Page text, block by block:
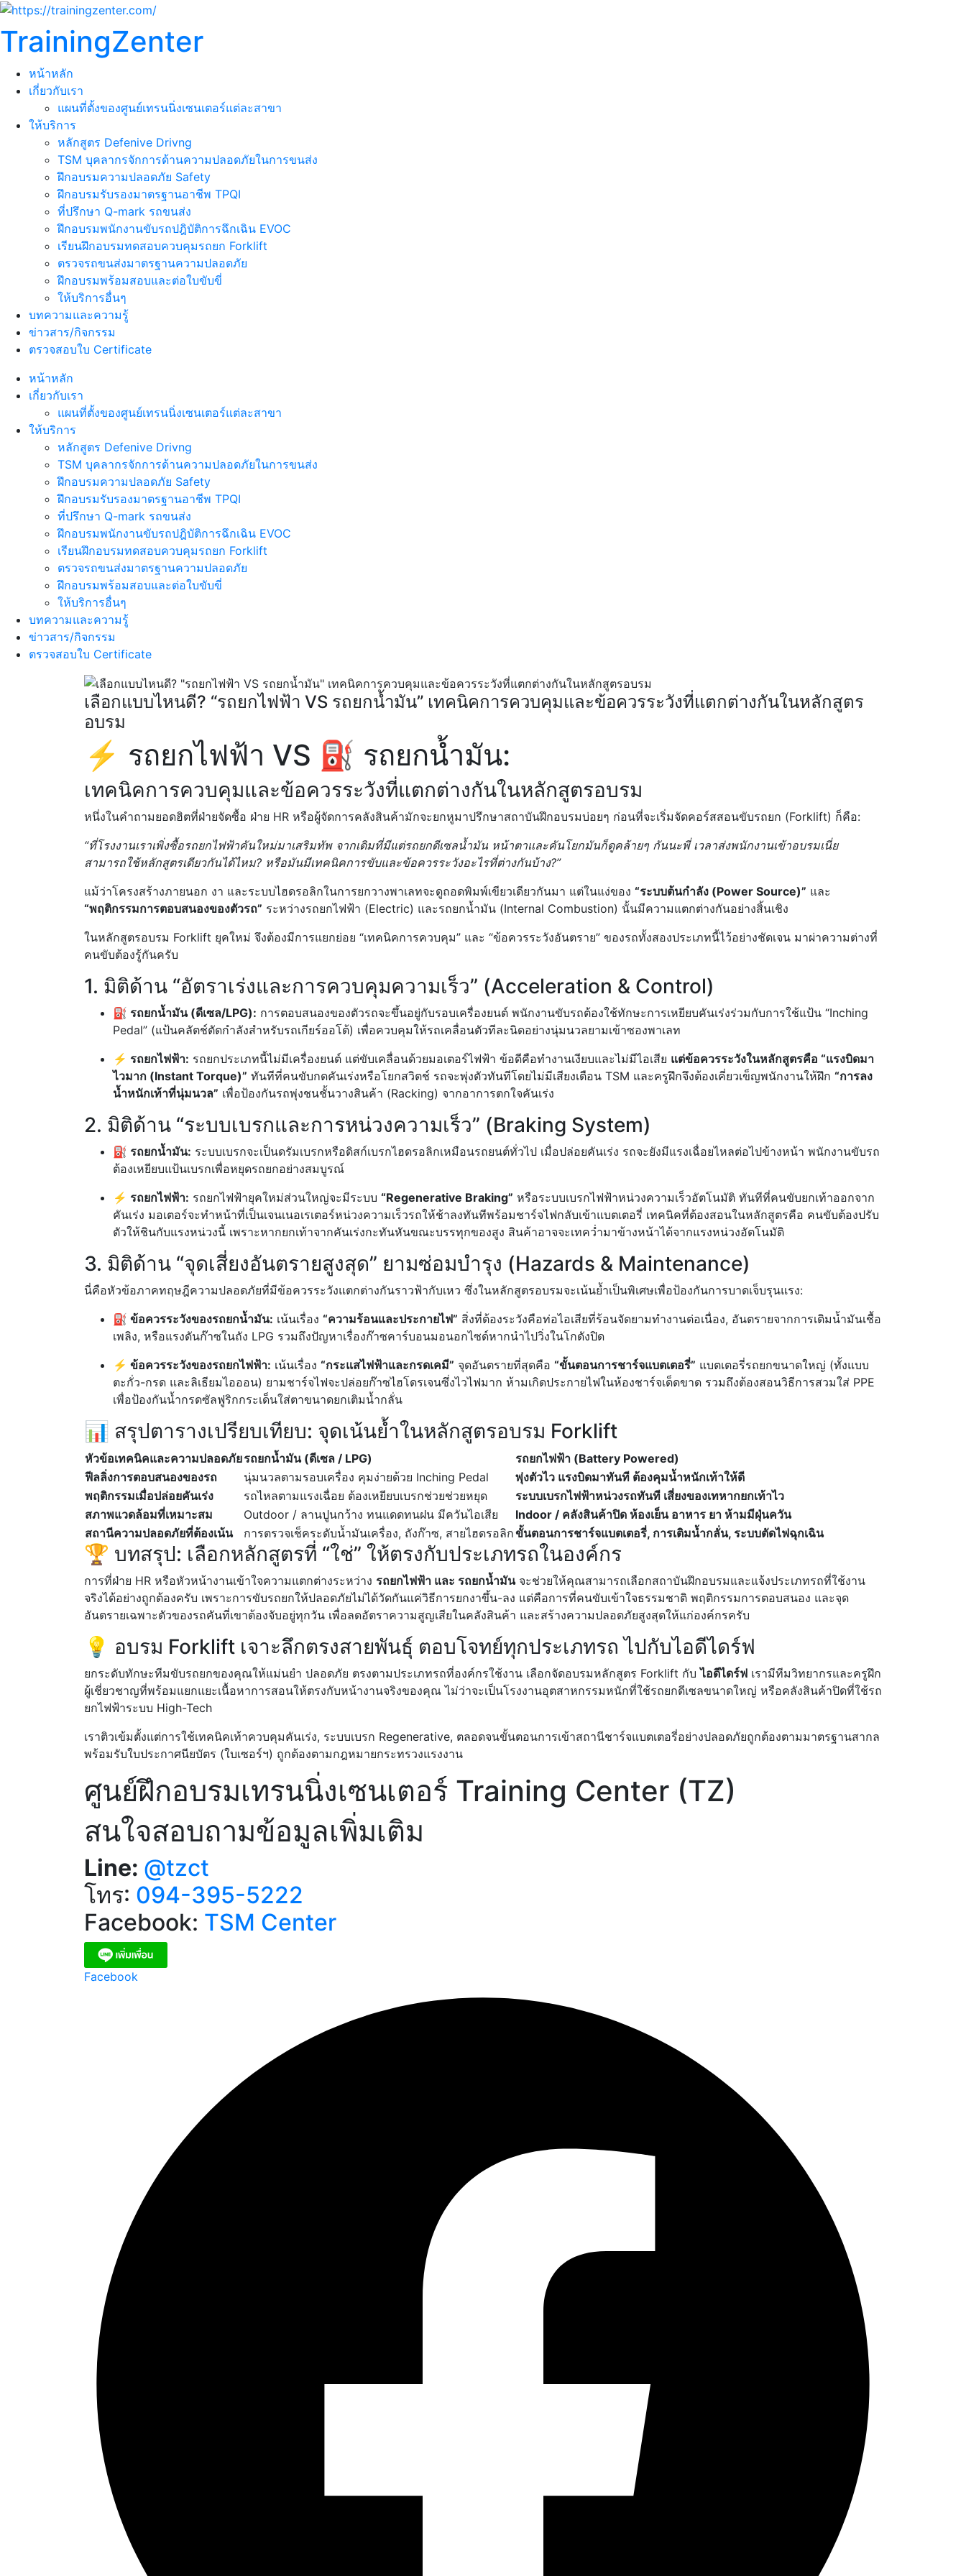
TrainingZenter
หน้าหลัก
เกี่ยวกับเรา
แผนที่ตั้งของศูนย์เทรนนิ่งเซนเตอร์แต่ละสาขา
ให้บริการ
หลักสูตร Defenive Drivng
TSM บุคลากรจักการด้านความปลอดภัยในการขนส่ง
ฝึกอบรมความปลอดภัย Safety
ฝึกอบรมรับรองมาตรฐานอาชีพ TPQI
ที่ปรึกษา Q-mark รถขนส่ง
ฝึกอบรมพนักงานขับรถปฎิบัติการฉึกเฉิน EVOC
เรียนฝึกอบรมทดสอบควบคุมรถยก Forklift
ตรวจรถขนส่งมาตรฐานความปลอดภัย
ฝึกอบรมพร้อมสอบและต่อใบขับขี่
ให้บริการอื่นๆ
บทความและความรู้
ข่าวสาร/กิจกรรม
ตรวจสอบใบ Certificate
หน้าหลัก
เกี่ยวกับเรา
แผนที่ตั้งของศูนย์เทรนนิ่งเซนเตอร์แต่ละสาขา
ให้บริการ
หลักสูตร Defenive Drivng
TSM บุคลากรจักการด้านความปลอดภัยในการขนส่ง
ฝึกอบรมความปลอดภัย Safety
ฝึกอบรมรับรองมาตรฐานอาชีพ TPQI
ที่ปรึกษา Q-mark รถขนส่ง
ฝึกอบรมพนักงานขับรถปฎิบัติการฉึกเฉิน EVOC
เรียนฝึกอบรมทดสอบควบคุมรถยก Forklift
ตรวจรถขนส่งมาตรฐานความปลอดภัย
ฝึกอบรมพร้อมสอบและต่อใบขับขี่
ให้บริการอื่นๆ
บทความและความรู้
ข่าวสาร/กิจกรรม
ตรวจสอบใบ Certificate
เลือกแบบไหนดี? “รถยกไฟฟ้า VS รถยกน้ำมัน” เทคนิคการควบคุมและข้อควรระวังที่แตกต่างกันในหลักสูตร
อบรม
⚡ รถยกไฟฟ้า VS ⛽ รถยกน้ำมัน:
เทคนิคการควบคุมและข้อควรระวังที่แตกต่างกันในหลักสูตรอบรม
หนึ่งในคำถามยอดฮิตที่ฝ่ายจัดซื้อ ฝ่าย HR หรือผู้จัดการคลังสินค้ามักจะยกหูมาปรึกษาสถาบันฝึกอบรมบ่อยๆ ก่อนที่จะเริ่มจัดคอร์สสอนขับรถยก (Forklift) ก็คือ:
“ที่โรงงานเราเพิ่งซื้อรถยกไฟฟ้าคันใหม่มาเสริมทัพ จากเดิมที่มีแต่รถยกดีเซลน้ำมัน หน้าตาและคันโยกมันก็ดูคล้ายๆ กันนะพี่ เวลาส่งพนักงานเข้าอบรมเนี่ย
สามารถใช้หลักสูตรเดียวกันได้ไหม? หรือมันมีเทคนิคการขับและข้อควรระวังอะไรที่ต่างกันบ้าง?”
แม้ว่าโครงสร้างภายนอก งา และระบบไฮดรอลิกในการยกวางพาเลทจะดูถอดพิมพ์เขียวเดียวกันมา แต่ในแง่ของ “ระบบต้นกำลัง (Power Source)” และ
“พฤติกรรมการตอบสนองของตัวรถ” ระหว่างรถยกไฟฟ้า (Electric) และรถยกน้ำมัน (Internal Combustion) นั้นมีความแตกต่างกันอย่างสิ้นเชิง
ในหลักสูตรอบรม Forklift ยุคใหม่ จึงต้องมีการแยกย่อย “เทคนิคการควบคุม” และ “ข้อควรระวังอันตราย” ของรถทั้งสองประเภทนี้ไว้อย่างชัดเจน มาผ่าความต่างที่
คนขับต้องรู้กันครับ
1. มิติด้าน “อัตราเร่งและการควบคุมความเร็ว” (Acceleration & Control)
⛽ รถยกน้ำมัน (ดีเซล/LPG): การตอบสนองของตัวรถจะขึ้นอยู่กับรอบเครื่องยนต์ พนักงานขับรถต้องใช้ทักษะการเหยียบคันเร่งร่วมกับการใช้แป้น “Inching
Pedal” (แป้นคลัตช์ตัดกำลังสำหรับรถเกียร์ออโต้) เพื่อควบคุมให้รถเคลื่อนตัวทีละนิดอย่างนุ่มนวลยามเข้าซองพาเลท
⚡ รถยกไฟฟ้า: รถยกประเภทนี้ไม่มีเครื่องยนต์ แต่ขับเคลื่อนด้วยมอเตอร์ไฟฟ้า ข้อดีคือทำงานเงียบและไม่มีไอเสีย แต่ข้อควรระวังในหลักสูตรคือ “แรงบิดมา
ไวมาก (Instant Torque)” ทันทีที่คนขับกดคันเร่งหรือโยกสวิตช์ รถจะพุ่งตัวทันทีโดยไม่มีเสียงเตือน TSM และครูฝึกจึงต้องเคี่ยวเข็ญพนักงานให้ฝึก “การลง
น้ำหนักเท้าที่นุ่มนวล” เพื่อป้องกันรถพุ่งชนชั้นวางสินค้า (Racking) จากอาการตกใจคันเร่ง
2. มิติด้าน “ระบบเบรกและการหน่วงความเร็ว” (Braking System)
⛽ รถยกน้ำมัน: ระบบเบรกจะเป็นดรัมเบรกหรือดิสก์เบรกไฮดรอลิกเหมือนรถยนต์ทั่วไป เมื่อปล่อยคันเร่ง รถจะยังมีแรงเฉื่อยไหลต่อไปข้างหน้า พนักงานขับรถ
ต้องเหยียบแป้นเบรกเพื่อหยุดรถยกอย่างสมบูรณ์
⚡ รถยกไฟฟ้า: รถยกไฟฟ้ายุคใหม่ส่วนใหญ่จะมีระบบ “Regenerative Braking” หรือระบบเบรกไฟฟ้าหน่วงความเร็วอัตโนมัติ ทันทีที่คนขับยกเท้าออกจาก
คันเร่ง มอเตอร์จะทำหน้าที่เป็นเจนเนอเรเตอร์หน่วงความเร็วรถให้ช้าลงทันทีพร้อมชาร์จไฟกลับเข้าแบตเตอรี่ เทคนิคที่ต้องสอนในหลักสูตรคือ คนขับต้องปรับ
ตัวให้ชินกับแรงหน่วงนี้ เพราะหากยกเท้าจากคันเร่งกะทันหันขณะบรรทุกของสูง สินค้าอาจจะเทคว่ำมาข้างหน้าได้จากแรงหน่วงอัตโนมัติ
3. มิติด้าน “จุดเสี่ยงอันตรายสูงสุด” ยามซ่อมบำรุง (Hazards & Maintenance)
นี่คือหัวข้อภาคทฤษฎีความปลอดภัยที่มีข้อควรระวังแตกต่างกันราวฟ้ากับเหว ซึ่งในหลักสูตรอบรมจะเน้นย้ำเป็นพิเศษเพื่อป้องกันการบาดเจ็บรุนแรง:
⛽ ข้อควรระวังของรถยกน้ำมัน: เน้นเรื่อง “ความร้อนและประกายไฟ” สิ่งที่ต้องระวังคือท่อไอเสียที่ร้อนจัดยามทำงานต่อเนื่อง, อันตรายจากการเติมน้ำมันเชื้อ
เพลิง, หรือแรงดันก๊าซในถัง LPG รวมถึงปัญหาเรื่องก๊าซคาร์บอนมอนอกไซด์หากนำไปวิ่งในโกดังปิด
⚡ ข้อควรระวังของรถยกไฟฟ้า: เน้นเรื่อง “กระแสไฟฟ้าและกรดเคมี” จุดอันตรายที่สุดคือ “ขั้นตอนการชาร์จแบตเตอรี่” แบตเตอรี่รถยกขนาดใหญ่ (ทั้งแบบ
ตะกั่ว-กรด และลิเธียมไอออน) ยามชาร์จไฟจะปล่อยก๊าซไฮโดรเจนซึ่งไวไฟมาก ห้ามเกิดประกายไฟในห้องชาร์จเด็ดขาด รวมถึงต้องสอนวิธีการสวมใส่ PPE
เพื่อป้องกันน้ำกรดซัลฟูริกกระเด็นใส่ตาขนาดยกเติมน้ำกลั่น
📊 สรุปตารางเปรียบเทียบ: จุดเน้นย้ำในหลักสูตรอบรม Forklift
หัวข้อเทคนิคและความปลอดภัยรถยกน้ำมัน (ดีเซล / LPG)
รถยกไฟฟ้า (Battery Powered)
ฟีลลิ่งการตอบสนองของรถ
นุ่มนวลตามรอบเครื่อง คุมง่ายด้วย Inching Pedal
พุ่งตัวไว แรงบิดมาทันที ต้องคุมน้ำหนักเท้าให้ดี
พฤติกรรมเมื่อปล่อยคันเร่ง
รถไหลตามแรงเฉื่อย ต้องเหยียบเบรกช่วยช่วยหยุด
ระบบเบรกไฟฟ้าหน่วงรถทันที เสี่ยงของเทหากยกเท้าไว
สภาพแวดล้อมที่เหมาะสม
Outdoor / ลานปูนกว้าง ทนแดดทนฝน มีควันไอเสีย
Indoor / คลังสินค้าปิด ห้องเย็น อาหาร ยา ห้ามมีฝุ่นควัน
สถานีความปลอดภัยที่ต้องเน้น
การตรวจเช็คระดับน้ำมันเครื่อง, ถังก๊าซ, สายไฮดรอลิกขั้นตอนการชาร์จแบตเตอรี่, การเติมน้ำกลั่น, ระบบตัดไฟฉุกเฉิน
🏆 บทสรุป: เลือกหลักสูตรที่ “ใช่” ให้ตรงกับประเภทรถในองค์กร
การที่ฝ่าย HR หรือหัวหน้างานเข้าใจความแตกต่างระหว่าง รถยกไฟฟ้า และ รถยกน้ำมันจะช่วยให้คุณสามารถเลือกสถาบันฝึกอบรมและแจ้งประเภทรถที่ใช้งาน
จริงได้อย่างถูกต้องครับ เพราะการขับรถยกให้ปลอดภัยไม่ได้วัดกันแค่วิธีการยกงาขึ้น-ลง แต่คือการที่คนขับเข้าใจธรรมชาติ พฤติกรรมการตอบสนอง และจุด
อันตรายเฉพาะตัวของรถคันที่เขาต้องจับอยู่ทุกวัน เพื่อลดอัตราความสูญเสียในคลังสินค้า และสร้างความปลอดภัยสูงสุดให้แก่องค์กรครับ
💡 อบรม Forklift เจาะลึกตรงสายพันธุ์ ตอบโจทย์ทุกประเภทรถ ไปกับไอดีไดร์ฟ
ยกระดับทักษะทีมขับรถยกของคุณให้แม่นยำ ปลอดภัย ตรงตามประเภทรถที่องค์กรใช้งาน เลือกจัดอบรมหลักสูตร Forklift กับไอดีไดร์ฟ เรามีทีมวิทยากรและครูฝึก
ผู้เชี่ยวชาญที่พร้อมแยกแยะเนื้อหาการสอนให้ตรงกับหน้างานจริงของคุณ ไม่ว่าจะเป็นโรงงานอุตสาหกรรมหนักที่ใช้รถยกดีเซลขนาดใหญ่ หรือคลังสินค้าปิดที่ใช้รถ
ยกไฟฟ้าระบบ High-Tech
เราติวเข้มตั้งแต่การใช้เทคนิคเท้าควบคุมคันเร่ง, ระบบเบรก Regenerative, ตลอดจนขั้นตอนการเข้าสถานีชาร์จแบตเตอรี่อย่างปลอดภัยถูกต้องตามมาตรฐานสากล
พร้อมรับใบประกาศนียบัตร (ใบเซอร์ฯ) ถูกต้องตามกฎหมายกระทรวงแรงงาน
ศูนย์ฝึกอบรมเทรนนิ่งเซนเตอร์ Training Center (TZ)
สนใจสอบถามข้อมูลเพิ่มเติม
Line: @tzct
โทร: 094-395-5222
Facebook: TSM Center
Facebook